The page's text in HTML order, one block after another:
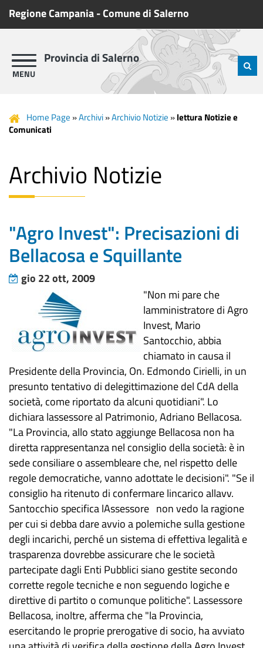
Regione Campania-Comune di Salerno
Provincia di Salerno
Home Page »Archivi»Archivio Notizie »lettura Notizie e
Comunicati
Archivio Notizie
"Agro Invest": Precisazioni di
Bellacosa e Squillante
gio 22 ott, 2009
"Non mi pare che
lamministratore di Agro
Invest, Mario
Santocchio, abbia
chiamato in causa il
Presidente della Provincia, On. Edmondo Cirielli, in un
presunto tentativo di delegittimazione del CdA della
società, come riportato da alcuni quotidiani". Lo
dichiara lassessore al Patrimonio, Adriano Bellacosa.
"La Provincia, allo stato aggiunge Bellacosa non ha
diretta rappresentanza nel consiglio della società: è in
sede consiliare o assembleare che, nel rispetto delle
regole democratiche, vanno adottate le decisioni". "Se il
consiglio ha ritenuto di confermare lincarico allavv.
Santocchio specifica lAssessore non vedo la ragione
per cui si debba dare avvio a polemiche sulla gestione
degli incarichi, perché un sistema di effettiva legalità e
trasparenza dovrebbe assicurare che le società
partecipate dagli Enti Pubblici siano gestite secondo
corrette regole tecniche e non seguendo logiche e
direttive di partito o comunque politiche". Lassessore
Bellacosa, inoltre, afferma che "la Provincia,
esercitando le proprie prerogative di socio, ha avviato